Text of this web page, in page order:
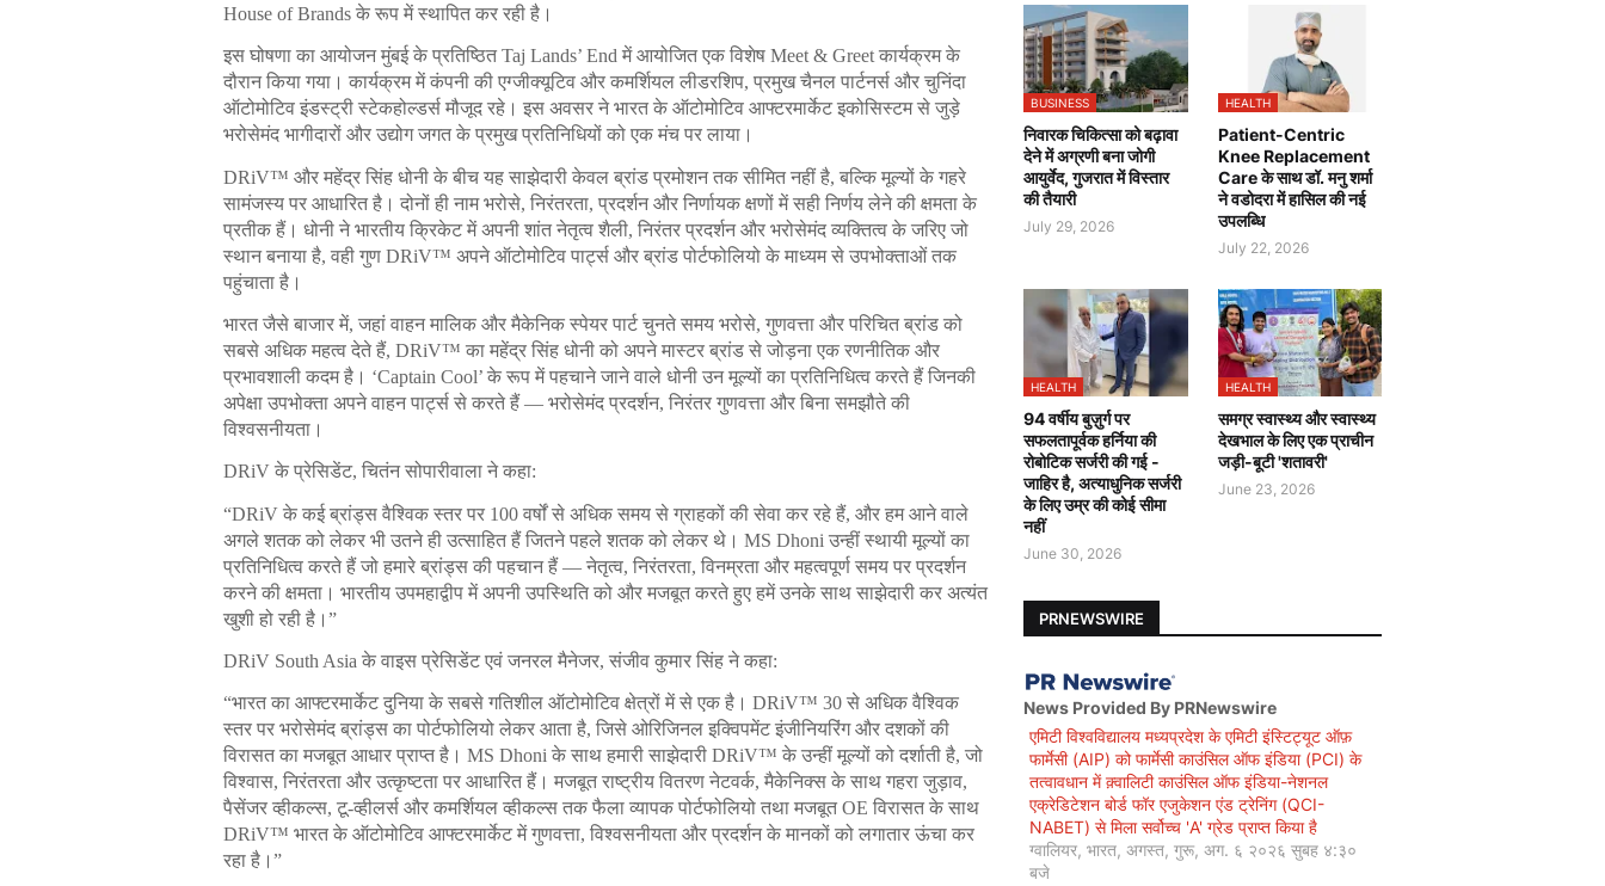
House of Brands के रूप में स्थापित कर रही है।
इस घोषणा का आयोजन मुंबई के प्रतिष्ठित Taj Lands’ End में आयोजित एक विशेष Meet & Greet कार्यक्रम के
दौरान किया गया। कार्यक्रम में कंपनी की एग्जीक्यूटिव और कमर्शियल लीडरशिप, प्रमुख चैनल पार्टनर्स और चुनिंदा
ऑटोमोटिव इंडस्ट्री स्टेकहोल्डर्स मौजूद रहे। इस अवसर ने भारत के ऑटोमोटिव आफ्टरमार्केट इकोसिस्टम से जुड़े
भरोसेमंद भागीदारों और उद्योग जगत के प्रमुख प्रतिनिधियों को एक मंच पर लाया।
DRiV™ और महेंद्र सिंह धोनी के बीच यह साझेदारी केवल ब्रांड प्रमोशन तक सीमित नहीं है, बल्कि मूल्यों के गहरे
सामंजस्य पर आधारित है। दोनों ही नाम भरोसे, निरंतरता, प्रदर्शन और निर्णायक क्षणों में सही निर्णय लेने की क्षमता के
प्रतीक हैं। धोनी ने भारतीय क्रिकेट में अपनी शांत नेतृत्व शैली, निरंतर प्रदर्शन और भरोसेमंद व्यक्तित्व के जरिए जो
स्थान बनाया है, वही गुण DRiV™ अपने ऑटोमोटिव पार्ट्स और ब्रांड पोर्टफोलियो के माध्यम से उपभोक्ताओं तक
पहुंचाता है।
भारत जैसे बाजार में, जहां वाहन मालिक और मैकेनिक स्पेयर पार्ट चुनते समय भरोसे, गुणवत्ता और परिचित ब्रांड को
सबसे अधिक महत्व देते हैं, DRiV™ का महेंद्र सिंह धोनी को अपने मास्टर ब्रांड से जोड़ना एक रणनीतिक और
प्रभावशाली कदम है। ‘Captain Cool’ के रूप में पहचाने जाने वाले धोनी उन मूल्यों का प्रतिनिधित्व करते हैं जिनकी
अपेक्षा उपभोक्ता अपने वाहन पार्ट्स से करते हैं — भरोसेमंद प्रदर्शन, निरंतर गुणवत्ता और बिना समझौते की
विश्वसनीयता।
DRiV के प्रेसिडेंट, चितंन सोपारीवाला ने कहा:
“DRiV के कई ब्रांड्स वैश्विक स्तर पर 100 वर्षों से अधिक समय से ग्राहकों की सेवा कर रहे हैं, और हम आने वाले
अगले शतक को लेकर भी उतने ही उत्साहित हैं जितने पहले शतक को लेकर थे। MS Dhoni उन्हीं स्थायी मूल्यों का
प्रतिनिधित्व करते हैं जो हमारे ब्रांड्स की पहचान हैं — नेतृत्व, निरंतरता, विनम्रता और महत्वपूर्ण समय पर प्रदर्शन
करने की क्षमता। भारतीय उपमहाद्वीप में अपनी उपस्थिति को और मजबूत करते हुए हमें उनके साथ साझेदारी कर अत्यंत
खुशी हो रही है।”
DRiV South Asia के वाइस प्रेसिडेंट एवं जनरल मैनेजर, संजीव कुमार सिंह ने कहा:
“भारत का आफ्टरमार्केट दुनिया के सबसे गतिशील ऑटोमोटिव क्षेत्रों में से एक है। DRiV™ 30 से अधिक वैश्विक
स्तर पर भरोसेमंद ब्रांड्स का पोर्टफोलियो लेकर आता है, जिसे ओरिजिनल इक्विपमेंट इंजीनियरिंग और दशकों की
विरासत का मजबूत आधार प्राप्त है। MS Dhoni के साथ हमारी साझेदारी DRiV™ के उन्हीं मूल्यों को दर्शाती है, जो
विश्वास, निरंतरता और उत्कृष्टता पर आधारित हैं। मजबूत राष्ट्रीय वितरण नेटवर्क, मैकेनिक्स के साथ गहरा जुड़ाव,
पैसेंजर व्हीकल्स, टू-व्हीलर्स और कमर्शियल व्हीकल्स तक फैला व्यापक पोर्टफोलियो तथा मजबूत OE विरासत के साथ
DRiV™ भारत के ऑटोमोटिव आफ्टरमार्केट में गुणवत्ता, विश्वसनीयता और प्रदर्शन के मानकों को लगातार ऊंचा कर
रहा है।”
BUSINESS
निवारक चिकित्सा को बढ़ावा
देने में अग्रणी बना जोगी
आयुर्वेद, गुजरात में विस्तार
की तैयारी
July 29, 2026
HEALTH
Patient-Centric
Knee Replacement
Care के साथ डॉ. मनु शर्मा
ने वडोदरा में हासिल की नई
उपलब्धि
July 22, 2026
HEALTH
94 वर्षीय बुज़ुर्ग पर
सफलतापूर्वक हर्निया की
रोबोटिक सर्जरी की गई -
जाहिर है, अत्याधुनिक सर्जरी
के लिए उम्र की कोई सीमा
नहीं
June 30, 2026
HEALTH
समग्र स्वास्थ्य और स्वास्थ्य
देखभाल के लिए एक प्राचीन
जड़ी-बूटी 'शतावरी'
June 23, 2026
PRNEWSWIRE
News Provided By PRNewswire
एमिटी विश्वविद्यालय मध्यप्रदेश के एमिटी इंस्टिट्यूट ऑफ़
फार्मेसी (AIP) को फार्मेसी काउंसिल ऑफ इंडिया (PCI) के
तत्वावधान में क़्वालिटी काउंसिल ऑफ इंडिया-नेशनल
एक्रेडिटेशन बोर्ड फॉर एजुकेशन एंड ट्रेनिंग (QCI-
NABET) से मिला सर्वोच्च 'A' ग्रेड प्राप्त किया है
ग्वालियर, भारत, अगस्त, गुरू, अग. ६ २०२६ सुबह ४:३०
बजे